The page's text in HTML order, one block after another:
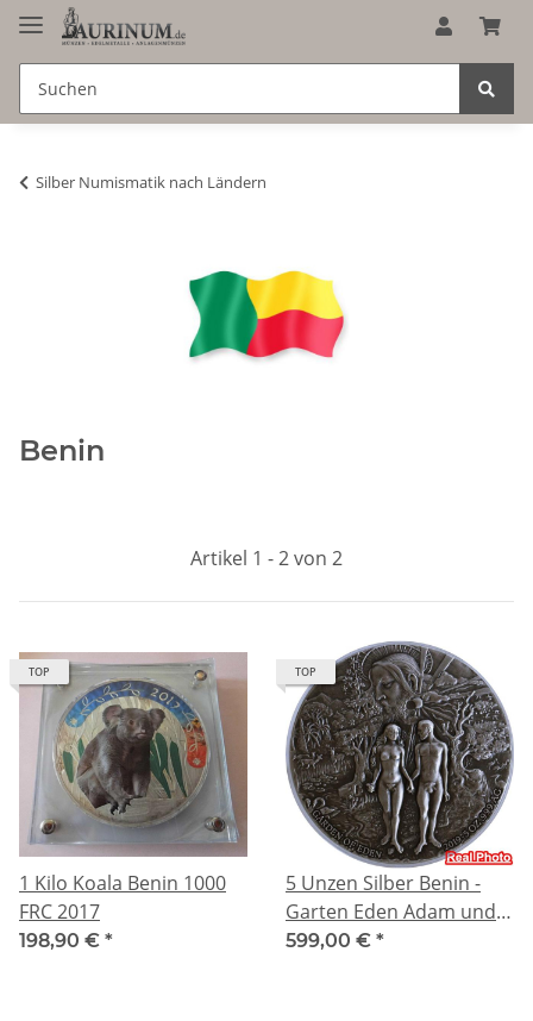
Silber Numismatik nach Ländern
Benin
Artikel 1 - 2 von 2
TOP
1 Kilo Koala Benin 1000
FRC 2017
198,90 € *
TOP
5 Unzen Silber Benin -
Garten Eden Adam und
Eva - GARDEN OF EDEN -
599,00 € *